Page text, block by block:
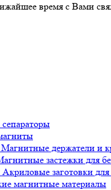
время с Вами
Магнитные держатели и
застежки для
Акриловые заготовки
магнитные материалы